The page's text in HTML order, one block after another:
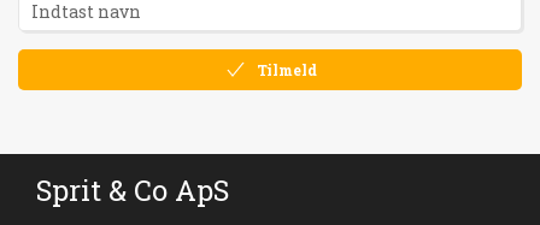
Tilmeld
Sprit & Co ApS